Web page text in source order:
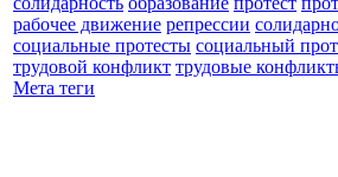
рабочее движение репрессии
социальные протесты социальный
трудовой конфликт трудовые
Мета теги